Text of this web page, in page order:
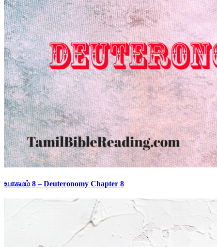
உபாகமம் 8 – Deuteronomy Chapter 8